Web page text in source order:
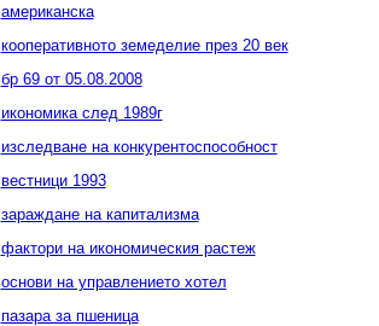
американска
кооперативното земеделие през 20 век
бр 69 от 05.08.2008
икономика след 1989г
изследване на конкурентоспособност
вестници 1993
зараждане на капитализма
фактори на икономическия растеж
основи на управлението хотел
пазара за пшеница